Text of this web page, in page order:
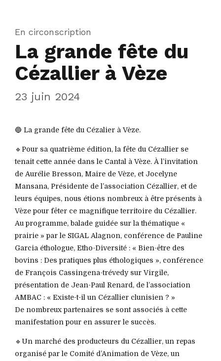
En circonscription
La grande fête du
Cézallier à Vèze
23 juin 2024
🔵 La grande fête du Cézalier à Vèze.
🔹Pour sa quatrième édition, la fête du Cézallier se
tenait cette année dans le Cantal à Vèze. À l’invitation
de Aurélie Bresson, Maire de Vèze, et Jocelyne
Mansana, Présidente de l’association Cézallier, et de
leurs équipes, nous étions nombreux à être présents à
Vèze pour fêter ce magnifique territoire du Cézallier.
Au programme, balade guidée sur la thématique «
prairie » par le SIGAL Alagnon, conférence de Pauline
Garcia éthologue, Etho-Diversité : « Bien-être des
bovins : Des pratiques plus éthologiques », conférence
de François Cassingena-trévedy sur Virgile,
présentation de Jean-Paul Renard, de l’association
AMBAC : « Existe-t-il un Cézallier clunisien ? »
De nombreux partenaires se sont associés à cette
manifestation pour en assurer le succès.
🔹Un marché des producteurs du Cézallier, un repas
organisé par le Comité d’Animation de Vèze, un